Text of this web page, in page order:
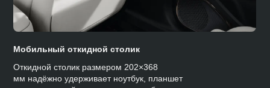
Мобильный откидной столик
Откидной столик размером 202×368
мм надёжно удерживает ноутбук, планшет